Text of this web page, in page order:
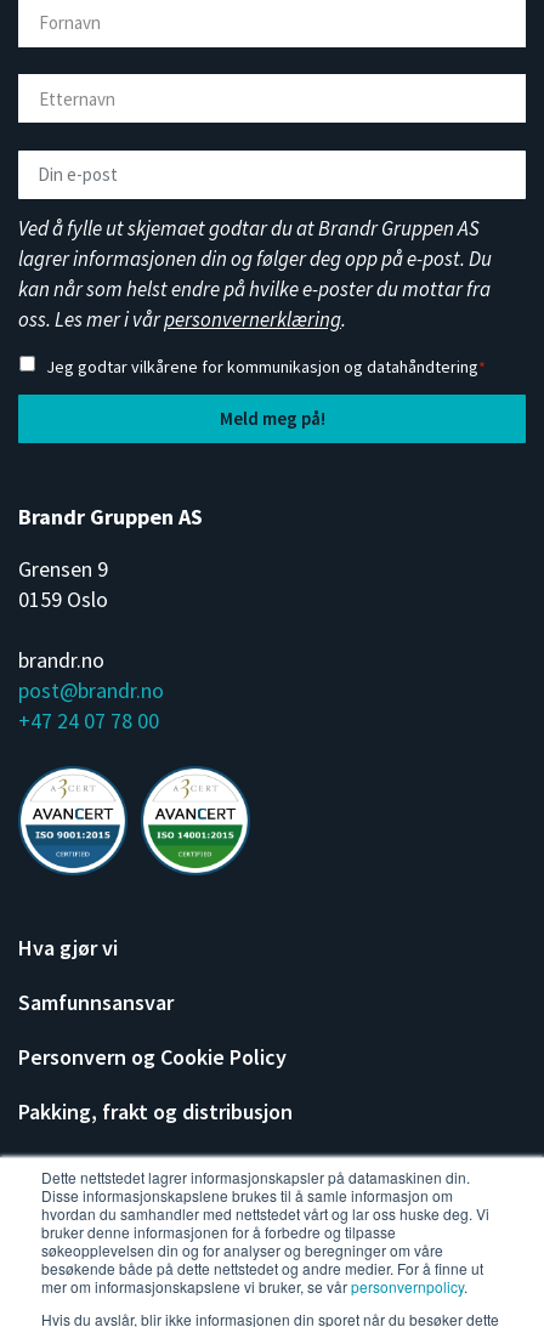
Dette nettstedet lagrer informasjonskapsler på datamaskinen din.
Disse informasjonskapslene brukes til å samle informasjon om
hvordan du samhandler med nettstedet vårt og lar oss huske deg. Vi
bruker denne informasjonen for å forbedre og tilpasse
søkeopplevelsen din og for analyser og beregninger om våre
besøkende både på dette nettstedet og andre medier. For å finne ut
mer om informasjonskapslene vi bruker, se vårpersonvernpolicy.
Hvis du avslår, blir ikke informasjonen din sporet når du besøker dette
Ved å fylle ut skjemaet godtar du at Brandr Gruppen AS
lagrer informasjonen din og følger deg opp på e-post. Du
kan når som helst endre på hvilke e-poster du mottar fra
oss. Les mer i vårpersonvernerklæring.
Jeg godtar vilkårene for kommunikasjon og datahåndtering*
Brandr Gruppen AS
Grensen 9
0159 Oslo
brandr.no
post@brandr.no
+47 24 07 78 00
Hva gjør vi
Samfunnsansvar
Personvern og Cookie Policy
Pakking, frakt og distribusjon